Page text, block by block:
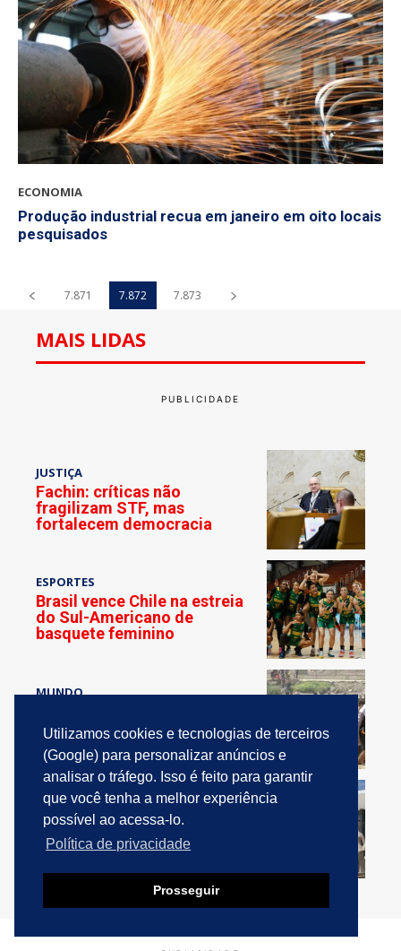
Utilizamos cookies e tecnologias de terceiros
(Google) para personalizar anúncios e
analisar o tráfego. Isso é feito para garantir
que você tenha a melhor experiência
possível ao acessa-lo.
Política de privacidade
Prosseguir
ECONOMIA
Produção industrial recua em janeiro em oito locais
pesquisados
7.871 7.872 7.873
MAIS LIDAS
JUSTIÇA
Fachin: críticas não
fragilizam STF, mas
fortalecem democracia
ESPORTES
Brasil vence Chile na estreia
do Sul-Americano de
basquete feminino
MUNDO
“reacionários” e fake news
em imigração em Ceuta
JUSTIÇA
STF retoma julgamento
sobre alcance da Lei Maria
da Penha